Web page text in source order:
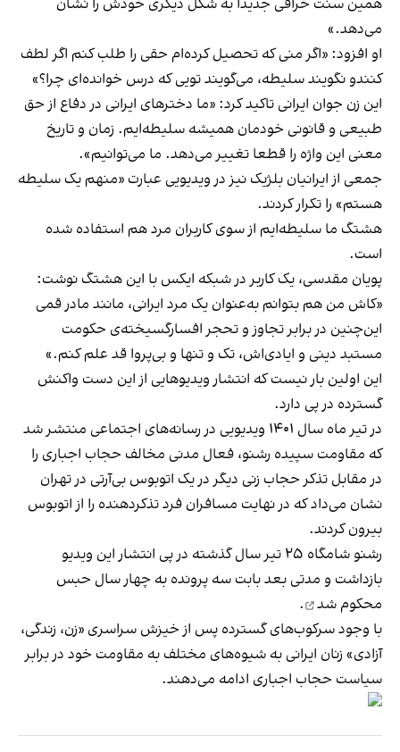
می‌دهد.»
او افزود: «اگر منی که تحصیل کرده‌ام حقی را طلب کنم اگر لطف
کنندو نگویند سلیطه، می‌گویند تویی که درس خوانده‌ای چرا؟»
این زن جوان ایرانی تاکید کرد: «ما دخترهای ایرانی در دفاع از حق
طبیعی و قانونی خودمان همیشه سلیطه‌ایم. زمان و تاریخ
معنی این واژه را قطعا تغییر می‌دهد. ما می‌توانیم».
جمعی از ایرانیان بلژیک نیز در ویدیویی عبارت «منهم یک سلیطه
هستم» را تکرار کردند.
هشتگ ما سلیطه‌ایم از سوی کاربران مرد هم استفاده شده
است.
پویان مقدسی، یک کاربر در شبکه ایکس با این هشتگ نوشت:
«کاش من هم بتوانم به‌عنوان یک مرد ایرانی، مانند مادر قمی
این‌چنین در برابر تجاوز و تحجر افسارگسیخته‌ی حکومت
مستبد دینی و ایادی‌اش، تک و تنها و بی‌پروا قد علم کنم.»
این اولین بار نیست که انتشار ویدیوهایی از این دست واکنش
گسترده در پی دارد.
در تیر ماه سال ۱۴۰۱ ویدیویی در رسانه‌های اجتماعی منتشر شد
که مقاومت سپیده رشنو، فعال مدنی مخالف حجاب اجباری را
در مقابل تذکر حجاب زنی دیگر در یک اتوبوس بی‌آر‌تی در تهران
نشان می‌داد که در نهایت مسافران فرد تذکر‌دهنده را از اتوبوس
بیرون کردند.
رشنو شامگاه ۲۵ تیر سال گذشته در پی انتشار این ویدیو
بازداشت و مدتی بعد بابت سه پرونده به چهار سال حبس
محکوم شد
.
با وجود سرکوب‌های گسترده پس از خیزش سراسری «زن، زندگی،
آزادی» زنان ایرانی به شیوه‌های مختلف به مقاومت خود در برابر
سیاست حجاب اجباری ادامه می‌دهند.